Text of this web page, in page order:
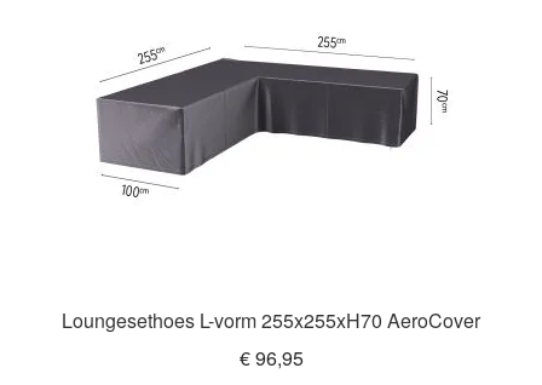
Loungesethoes L-vorm 255x255xH70 AeroCover
€96,95